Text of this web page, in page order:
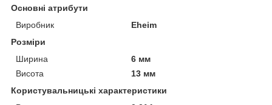
Основні атрибути
Виробник
Eheim
Розміри
Ширина
6 мм
Висота
13 мм
Користувальницькі характеристики